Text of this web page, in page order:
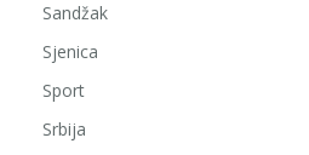
Sandžak
Sjenica
Sport
Srbija